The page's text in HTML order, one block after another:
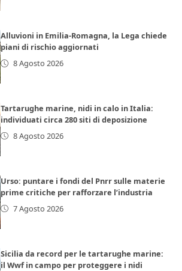
Alluvioni in Emilia-Romagna, la Lega chiede
piani di rischio aggiornati
8 Agosto 2026
Tartarughe marine, nidi in calo in Italia:
individuati circa 280 siti di deposizione
8 Agosto 2026
Urso: puntare i fondi del Pnrr sulle materie
prime critiche per rafforzare l’industria
7 Agosto 2026
Sicilia da record per le tartarughe marine:
il Wwf in campo per proteggere i nidi